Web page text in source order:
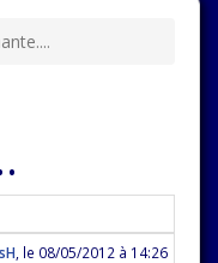
le 08/05/2012 à 14:26